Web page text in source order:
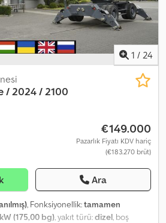
1 / 24
/ 2024 / 2100
€149.000
Pazarlık Fiyatı KDV hariç
(€183.270 brüt)
Ara
, Fonksiyonellik:tamamen
(175,00 bg) , yakıt türü:dizel , boş